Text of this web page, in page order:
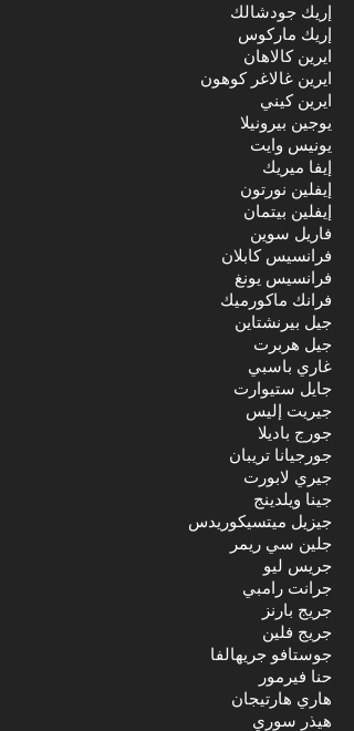
إريك جودشالك
إريك ماركوس
ايرين كالاهان
ايرين غالاغر كوهون
ايرين كيني
يوجين بيرونيلا
يونيس وايت
إيفا ميريك
إيفلين نورتون
إيفلين بيتمان
فاريل سوين
فرانسيس كابلان
فرانسيس يونغ
فرانك ماكورميك
جيل بيرنشتاين
جيل هربرت
غاري باسبي
جايل ستيوارت
جيريت إليس
جورج باديلا
جورجيانا تريبان
جيري لابورت
جينا ويلدينج
جيزيل ميتسيكوريدس
جلين سي ريمر
جريس ليو
جرانت رامبي
جريج بارنز
جريج فلين
جوستافو جريهالفا
حنا فيرمور
هاري هارتيجان
هيذر سوري